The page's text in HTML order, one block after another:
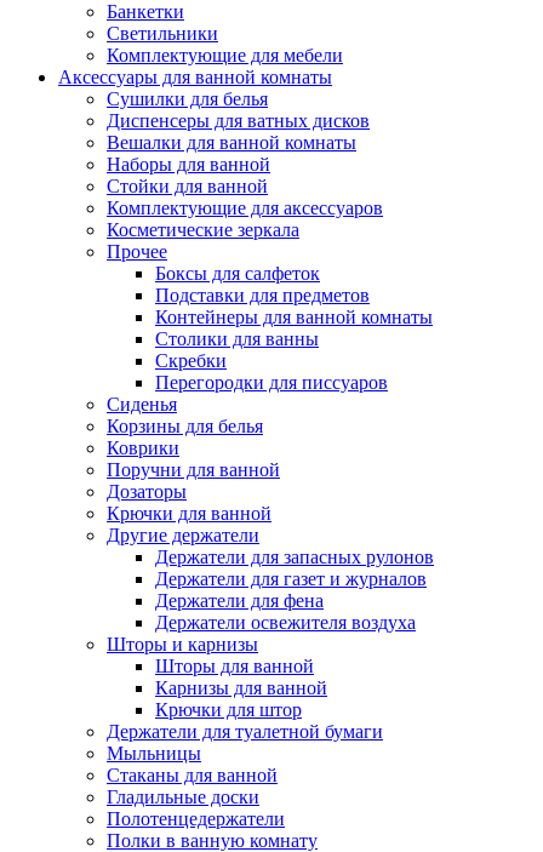
Банкетки
Светильники
Комплектующие для мебели
Аксессуары для ванной комнаты
Сушилки для белья
Диспенсеры для ватных дисков
Вешалки для ванной комнаты
Наборы для ванной
Стойки для ванной
Комплектующие для аксессуаров
Косметические зеркала
Прочее
Боксы для салфеток
Подставки для предметов
Контейнеры для ванной комнаты
Столики для ванны
Скребки
Перегородки для писсуаров
Сиденья
Корзины для белья
Коврики
Поручни для ванной
Дозаторы
Крючки для ванной
Другие держатели
Держатели для запасных рулонов
Держатели для газет и журналов
Держатели для фена
Держатели освежителя воздуха
Шторы и карнизы
Шторы для ванной
Карнизы для ванной
Крючки для штор
Держатели для туалетной бумаги
Мыльницы
Стаканы для ванной
Гладильные доски
Полотенцедержатели
Полки в ванную комнату